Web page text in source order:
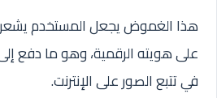
هذا الغموض يجعل المستخدم
على هويته الرقمية، وهو ما دفع
في تتبع الصور على الإنترنت.